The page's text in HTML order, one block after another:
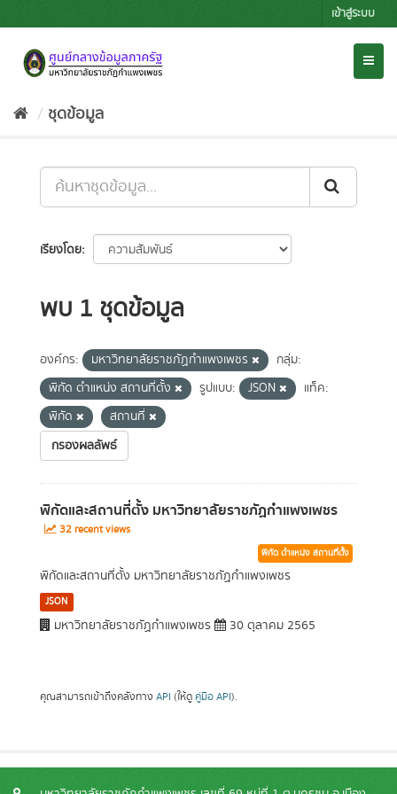
to
เข้าสู่ระบบ
ชุดข้อมูล
เรียงโดย
พบ 1 ชุดข้อมูล
องค์กร: มหาวิทยาลัยราชภัฏกำแพงเพชร
กลุ่ม:
พิกัด ตำแหน่ง สถานที่ตั้ง
รูปแบบ: JSON
แท็ค:
พิกัด
สถานที่
กรองผลลัพธ์
พิกัดและสถานที่ตั้ง มหาวิทยาลัยราชภัฏกำแพงเพชร
32 recent views
พิกัด ตำแหน่ง สถานที่ตั้ง
พิกัดและสถานที่ตั้ง มหาวิทยาลัยราชภัฏกำแพงเพชร
JSON
มหาวิทยาลัยราชภัฏกำแพงเพชร 30 ตุลาคม 2565
คุณสามารถเข้าถึงคลังทาง API (ให้ดู คู่มือ API).